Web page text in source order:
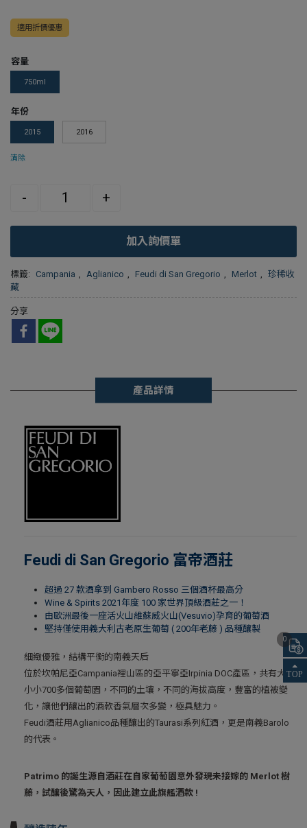
適用折價優惠
容量
750ml
年份
2015 2016
清除
- +
加入詢價單
標籤: Campania , Aglianico , Feudi di San Gregorio , Merlot , 珍稀收
藏
分享
產品詳情
Feudi di San Gregorio 富帝酒莊
超過 27 款酒拿到 Gambero Rosso 三個酒杯最高分
Wine & Spirits 2021年度 100 家世界頂級酒莊之一！
由歐洲最後一座活火山維蘇威火山(Vesuvio)孕育的葡萄酒
堅持僅使用義大利古老原生葡萄 ( 200年老藤 ) 品種釀製
細緻優雅，結構平衡的南義天后
位於坎帕尼亞Campania裡山區的亞平寧亞Irpinia DOC產區，共有大大
小小700多個葡萄園，不同的土壤，不同的海拔高度，豐富的植被變
化，讓他們釀出的酒款香氣層次多變，極具魅力。
Feudi酒莊用Aglianico品種釀出的Taurasi系列紅酒，更是南義Barolo
的代表。
Patrimo 的誕生源自酒莊在自家葡萄園意外發現未接嫁的 Merlot 樹
藤，試釀後驚為天人，因此建立此旗艦酒款 !
0